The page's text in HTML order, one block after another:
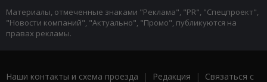
Материалы, отмеченные знаками "Реклама", "PR", "Спецпроект",
"Новости компаний", "Актуально", "Промо", публикуются на
правах рекламы.
Наши контакты и схема проезда | Редакция | Связаться с